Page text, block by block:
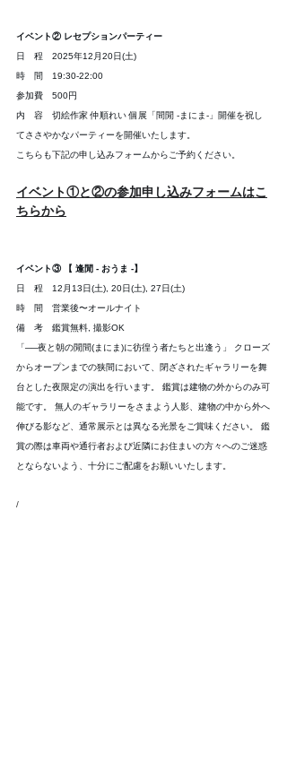
イベント② レセプションパーティー
日　程　2025年12月20日(土)
時　間　19:30-22:00
参加費　500円
内　容　切絵作家 仲順れい 個展「間閒 -まにま-」開催を祝し
てささやかなパーティーを開催いたします。
こちらも下記の申し込みフォームからご予約ください。
イベント①と②の参加申し込みフォームはこ
ちらから
イベント③ 【 逢閒 - おうま -】
日　程　12月13日(土), 20日(土), 27日(土)
時　間　営業後〜オールナイト
備　考　鑑賞無料, 撮影OK
「──夜と朝の閒間(まにま)に彷徨う者たちと出逢う」 クローズ
からオープンまでの狭間において、閉ざされたギャラリーを舞
台とした夜限定の演出を行います。 鑑賞は建物の外からのみ可
能です。 無人のギャラリーをさまよう人影、建物の中から外へ
伸びる影など、通常展示とは異なる光景をご賞味ください。 鑑
賞の際は車両や通行者および近隣にお住まいの方々へのご迷惑
とならないよう、十分にご配慮をお願いいたします。
/